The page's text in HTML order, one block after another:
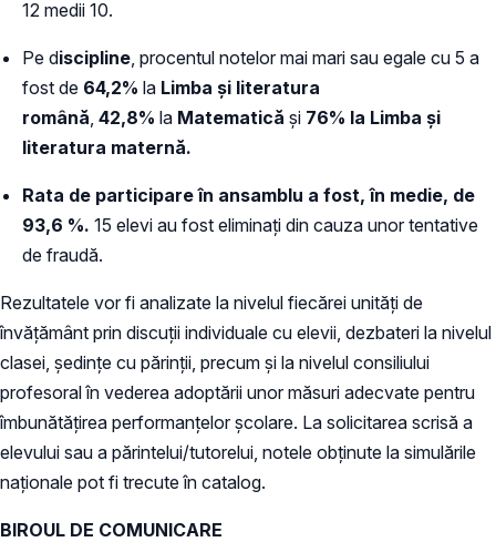
12 medii 10.
Pe discipline , procentul notelor mai mari sau egale cu 5 a
fost de 64,2% la Limba şi literatura
română 42,8% la Matematică și 76% la Limba şi
literatura maternă.
Rata de participare în ansamblu a fost, în medie, de
93,6 %. 15 elevi au fost eliminați din cauza unor tentative
de fraudă.
Rezultatele vor fi analizate la nivelul fiecărei unități de
învățământ prin discuții individuale cu elevii, dezbateri la nivelul
clasei, ședințe cu părinții, precum și la nivelul consiliului
profesoral în vederea adoptării unor măsuri adecvate pentru
îmbunătățirea performanțelor școlare. La solicitarea scrisă a
elevului sau a părintelui/tutorelui, notele obținute la simulările
naționale pot fi trecute în catalog.
BIROUL DE COMUNICARE